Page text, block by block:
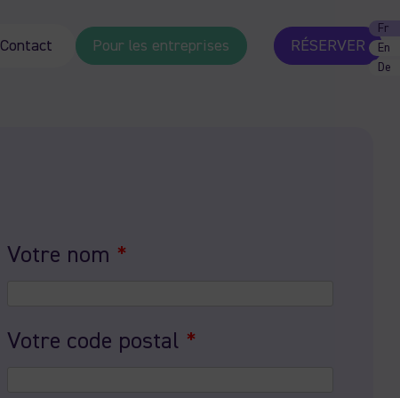
Contact Pour les entreprises RÉSERVER
Fr
En
De
Votre nom *
Votre code postal *